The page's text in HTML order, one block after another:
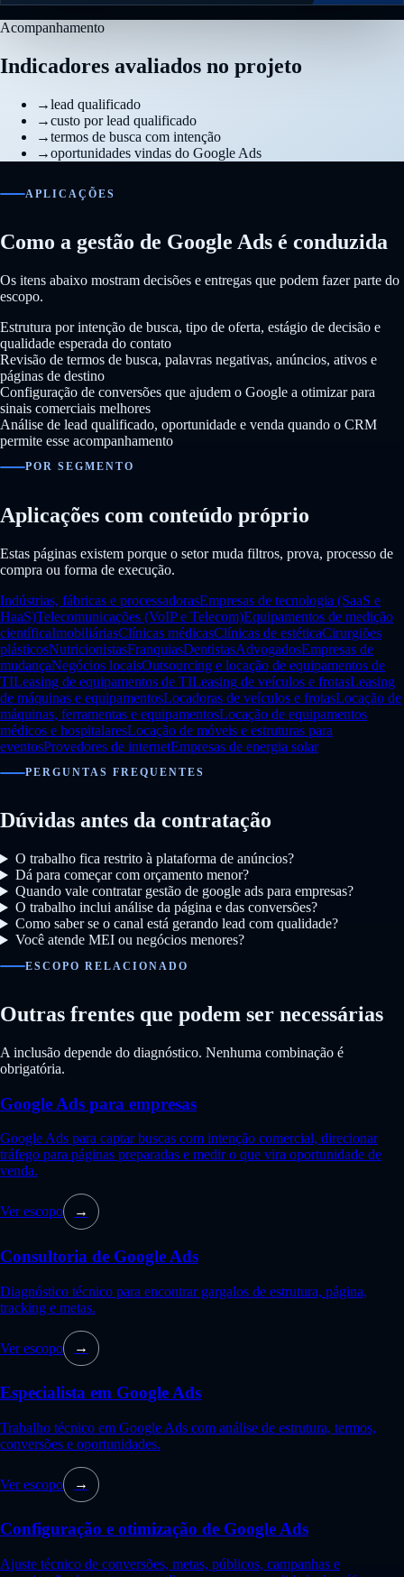
Acompanhamento
Indicadores avaliados no projeto
→lead qualificado
→custo por lead qualificado
→termos de busca com intenção
→oportunidades vindas do Google Ads
APLICAÇÕES
Como a gestão de Google Ads é conduzida
Os itens abaixo mostram decisões e entregas que podem fazer parte do
escopo.
Estrutura por intenção de busca, tipo de oferta, estágio de decisão e
qualidade esperada do contato
Revisão de termos de busca, palavras negativas, anúncios, ativos e
páginas de destino
Configuração de conversões que ajudem o Google a otimizar para
sinais comerciais melhores
Análise de lead qualificado, oportunidade e venda quando o CRM
permite esse acompanhamento
POR SEGMENTO
Aplicações com conteúdo próprio
Estas páginas existem porque o setor muda filtros, prova, processo de
compra ou forma de execução.
Indústrias, fábricas e processadorasEmpresas de tecnologia (SaaS e
HaaS)Telecomunicações (VoIP e Telecom)Equipamentos de medição
científicaImobiliáriasClínicas médicasClínicas de estéticaCirurgiões
plásticosNutricionistasFranquiasDentistasAdvogadosEmpresas de
mudançaNegócios locaisOutsourcing e locação de equipamentos de
TILeasing de equipamentos de TILeasing de veículos e frotasLeasing
de máquinas e equipamentosLocadoras de veículos e frotasLocação de
máquinas, ferramentas e equipamentosLocação de equipamentos
médicos e hospitalaresLocação de móveis e estruturas para
eventosProvedores de internetEmpresas de energia solar
PERGUNTAS FREQUENTES
Dúvidas antes da contratação
O trabalho fica restrito à plataforma de anúncios?
Dá para começar com orçamento menor?
Quando vale contratar gestão de google ads para empresas?
O trabalho inclui análise da página e das conversões?
Como saber se o canal está gerando lead com qualidade?
Você atende MEI ou negócios menores?
ESCOPO RELACIONADO
Outras frentes que podem ser necessárias
A inclusão depende do diagnóstico. Nenhuma combinação é
obrigatória.
Google Ads para empresas
Google Ads para captar buscas com intenção comercial, direcionar
tráfego para páginas preparadas e medir o que vira oportunidade de
venda.
Ver escopo →
Consultoria de Google Ads
Diagnóstico técnico para encontrar gargalos de estrutura, página,
tracking e metas.
Ver escopo →
Especialista em Google Ads
Trabalho técnico em Google Ads com análise de estrutura, termos,
conversões e oportunidades.
Ver escopo →
Configuração e otimização de Google Ads
Ajuste técnico de conversões, metas, públicos, campanhas e